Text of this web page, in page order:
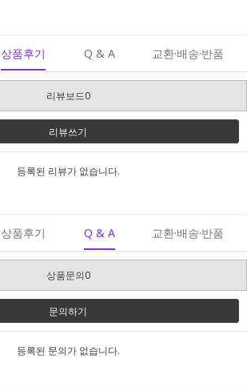
상품후기 Q & A 교환·배송·반품
리뷰보드0
리뷰쓰기
등록된 리뷰가 없습니다.
상품후기 Q & A 교환·배송·반품
상품문의0
문의하기
등록된 문의가 없습니다.